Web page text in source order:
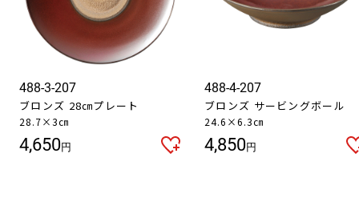
488-3-207
ブロンズ 28㎝プレート
28.7×3㎝
4,650円
488-4-207
ブロンズ サービングボール
24.6×6.3㎝
4,850円
お買い物を続ける カートへ進む